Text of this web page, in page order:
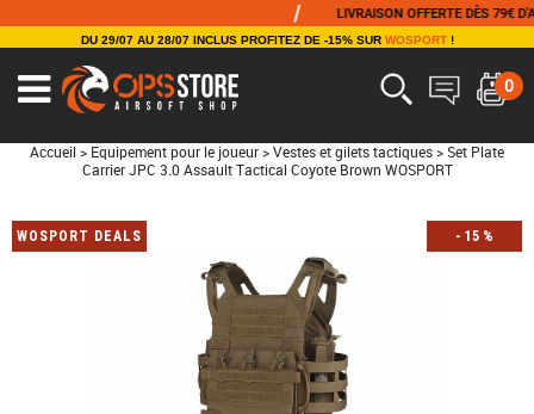
LIVRAISON OFFERTE DÈS 79€
DU 29/07 AU 28/07 INCLUS PROFITEZ DE -15% SUR WOSPORT!
0
Accueil > Equipement pour le joueur > Vestes et gilets tactiques > Set Plate
Carrier JPC 3.0 Assault Tactical Coyote Brown WOSPORT
WOSPORT DEALS - 15 %